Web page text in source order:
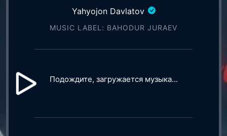
Yahyojon Davlatov
MUSIC LABEL: BAHODUR JURAEV
Подождите, загружается музыка...